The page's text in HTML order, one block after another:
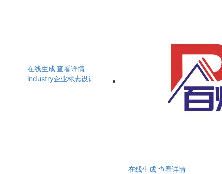
在线生成 查看详情
industry企业标志设计
在线生成 查看详情